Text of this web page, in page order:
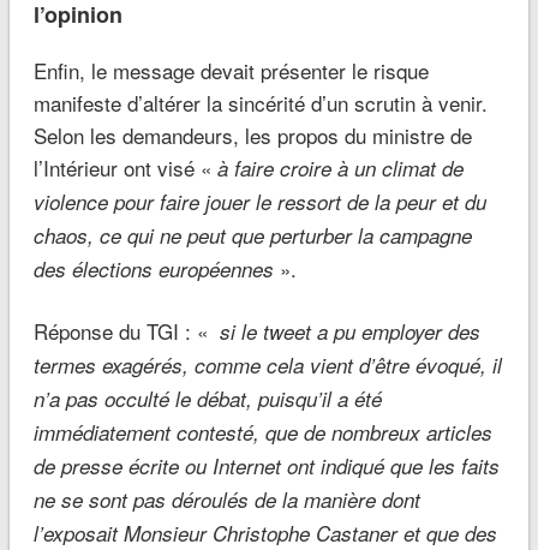
l’opinion
Enfin, le message devait présenter le risque
manifeste d’altérer la sincérité d’un scrutin à venir.
Selon les demandeurs, les propos du ministre de
l’Intérieur ont visé « à faire croire à un climat de
violence pour faire jouer le ressort de la peur et du
chaos, ce qui ne peut que perturber la campagne
des élections européennes ».
Réponse du TGI : « si le tweet a pu employer des
termes exagérés, comme cela vient d’être évoqué, il
n’a pas occulté le débat, puisqu’il a été
immédiatement contesté, que de nombreux articles
de presse écrite ou Internet ont indiqué que les faits
ne se sont pas déroulés de la manière dont
l’exposait Monsieur Christophe Castaner et que des